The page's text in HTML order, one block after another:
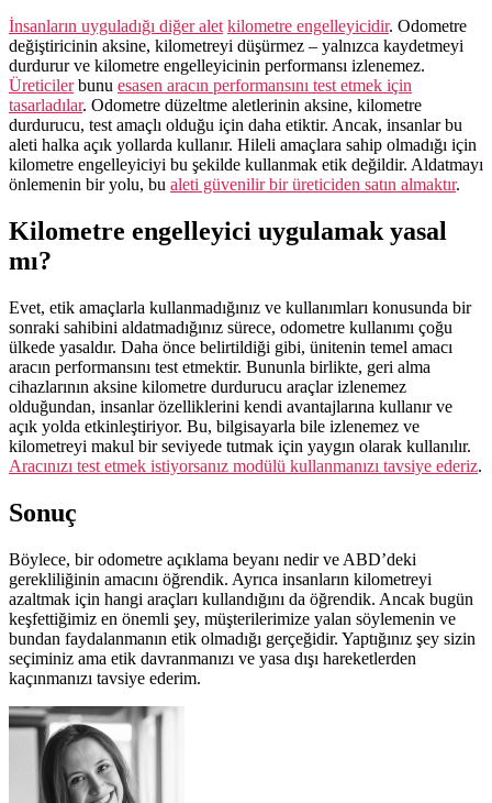
İnsanların uyguladığı diğer alet kilometre engelleyicidir. Odometre
değiştiricinin aksine, kilometreyi düşürmez – yalnızca kaydetmeyi
durdurur ve kilometre engelleyicinin performansı izlenemez.
Üreticilerbunu esasen aracın performansını test etmek için
tasarladılar. Odometre düzeltme aletlerinin aksine, kilometre
durdurucu, test amaçlı olduğu için daha etiktir. Ancak, insanlar bu
aleti halka açık yollarda kullanır. Hileli amaçlara sahip olmadığı için
kilometre engelleyiciyi bu şekilde kullanmak etik değildir. Aldatmayı
önlemenin bir yolu, bu aleti güvenilir bir üreticiden satın almaktır.
Kilometre engelleyici uygulamak yasal
mı?
Evet, etik amaçlarla kullanmadığınız ve kullanımları konusunda bir
sonraki sahibini aldatmadığınız sürece, odometre kullanımı çoğu
ülkede yasaldır. Daha önce belirtildiği gibi, ünitenin temel amacı
aracın performansını test etmektir. Bununla birlikte, geri alma
cihazlarının aksine kilometre durdurucu araçlar izlenemez
olduğundan, insanlar özelliklerini kendi avantajlarına kullanır ve
açık yolda etkinleştiriyor. Bu, bilgisayarla bile izlenemez ve
kilometreyi makul bir seviyede tutmak için yaygın olarak kullanılır.
Aracınızı test etmek istiyorsanız modülü kullanmanızı tavsiye ederiz.
Sonuç
Böylece, bir odometre açıklama beyanı nedir ve ABD’deki
gerekliliğinin amacını öğrendik. Ayrıca insanların kilometreyi
azaltmak için hangi araçları kullandığını da öğrendik. Ancak bugün
keşfettiğimiz en önemli şey, müşterilerimize yalan söylemenin ve
bundan faydalanmanın etik olmadığı gerçeğidir. Yaptığınız şey sizin
seçiminiz ama etik davranmanızı ve yasa dışı hareketlerden
kaçınmanızı tavsiye ederim.